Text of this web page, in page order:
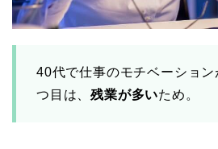
40代で仕事のモチベーショ
つ目は、残業が多いため。